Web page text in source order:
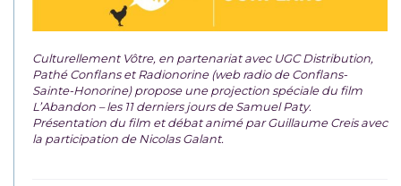
Culturellement Vôtre, en partenariat avec UGC Distribution,
Pathé Conflans et Radionorine (web radio de Conflans-
Sainte-Honorine) propose une projection spéciale du film
L’Abandon – les 11 derniers jours de Samuel Paty.
Présentation du film et débat animé par Guillaume Creis avec
la participation de Nicolas Galant.